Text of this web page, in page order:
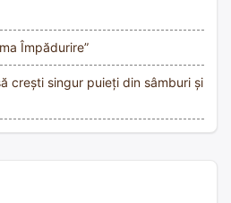
Împădurire”
crești singur puieți din sâmburi și